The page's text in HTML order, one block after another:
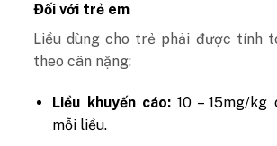
Đối với trẻ em
Liều dùng cho trẻ phải được tính
theo cân nặng:
Liều khuyến cáo: 10 – 15mg/kg
mỗi liều.